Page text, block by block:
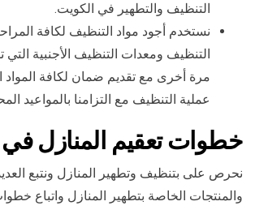
التنظيف والتطهير في الكويت.
نستخدم أجود مواد التنظيف لكافة
التنظيف ومعدات التنظيف الأجنبية
مرة أخرى مع تقديم ضمان لكافة
عملية التنظيف مع التزامنا بالمواعيد
خطوات تعقيم المنازل في
نحرص على بتنظيف وتطهير المنازل ونتبع
والمنتجات الخاصة بتطهير المنازل واتباع